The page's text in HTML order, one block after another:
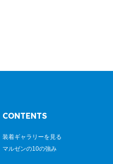
CONTENTS
装着ギャラリーを見る
マルゼンの10の強み